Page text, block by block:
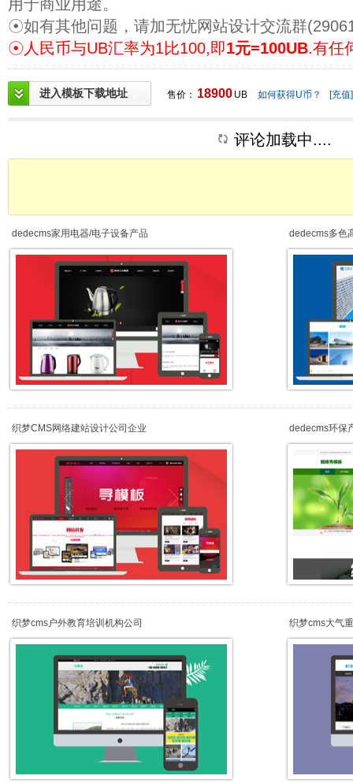
用于商业用途。
☉如有其他问题，请加无忧网站设计交流群
☉人民币与UB汇率为1比100,即1元=100UB.有任
进入模板下载地址 售价： 18900 UB 如何获得U币？ [充值]
评论加载中....
dedecms家用电器/电子设备产品 dedecms多色
织梦CMS网络建站设计公司企业 dedecms环保
织梦cms户外教育培训机构公司 织梦cms大气